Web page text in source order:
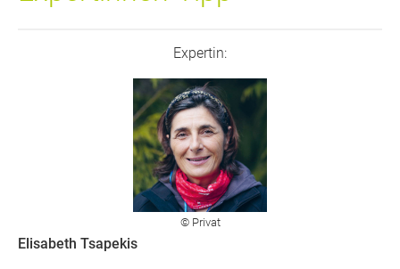
Expertin:
© Privat
Elisabeth Tsapekis